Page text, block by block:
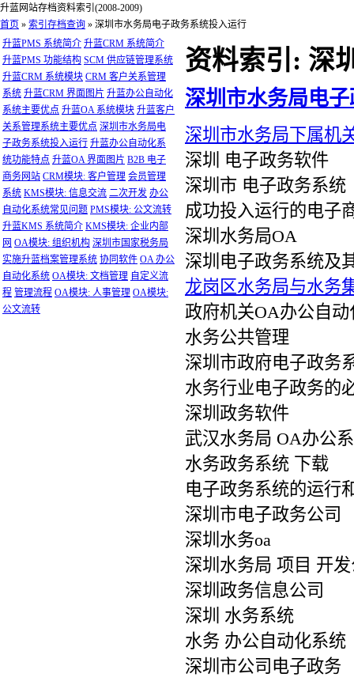
升蓝网站存档资料索引(2008-2009)
首页 » 索引存档查询 » 深圳市水务局电子政务系统投入运行
升蓝PMS 系统简介 升蓝CRM 系统简介
升蓝PMS 功能结构 SCM 供应链管理系统
升蓝CRM 系统模块 CRM 客户关系管理
系统 升蓝CRM 界面图片 升蓝办公自动化
系统主要优点 升蓝OA 系统模块 升蓝客户
关系管理系统主要优点 深圳市水务局电
子政务系统投入运行 升蓝办公自动化系
统功能特点 升蓝OA 界面图片 B2B 电子
商务网站 CRM模块: 客户管理 会员管理
系统 KMS模块: 信息交流 二次开发 办公
自动化系统常见问题 PMS模块: 公文流转
升蓝KMS 系统简介 KMS模块: 企业内部
网 OA模块: 组织机构 深圳市国家税务局
实施升蓝档案管理系统 协同软件 OA 办公
自动化系统 OA模块: 文档管理 自定义流
程 管理流程 OA模块: 人事管理 OA模块:
公文流转
资料索引: 深
深圳市水务局电
深圳市水务局下属机
深圳 电子政务软件
深圳市 电子政务系统
成功投入运行的电子
深圳水务局OA
深圳电子政务系统及
龙岗区水务局与水务
政府机关OA办公自动
水务公共管理
深圳市政府电子政务
水务行业电子政务的
深圳政务软件
武汉水务局 OA办公
水务政务系统 下载
电子政务系统的运行
深圳市电子政务公司
深圳水务oa
深圳水务局 项目 开
深圳政务信息公司
深圳 水务系统
水务 办公自动化系统
深圳市公司电子政务